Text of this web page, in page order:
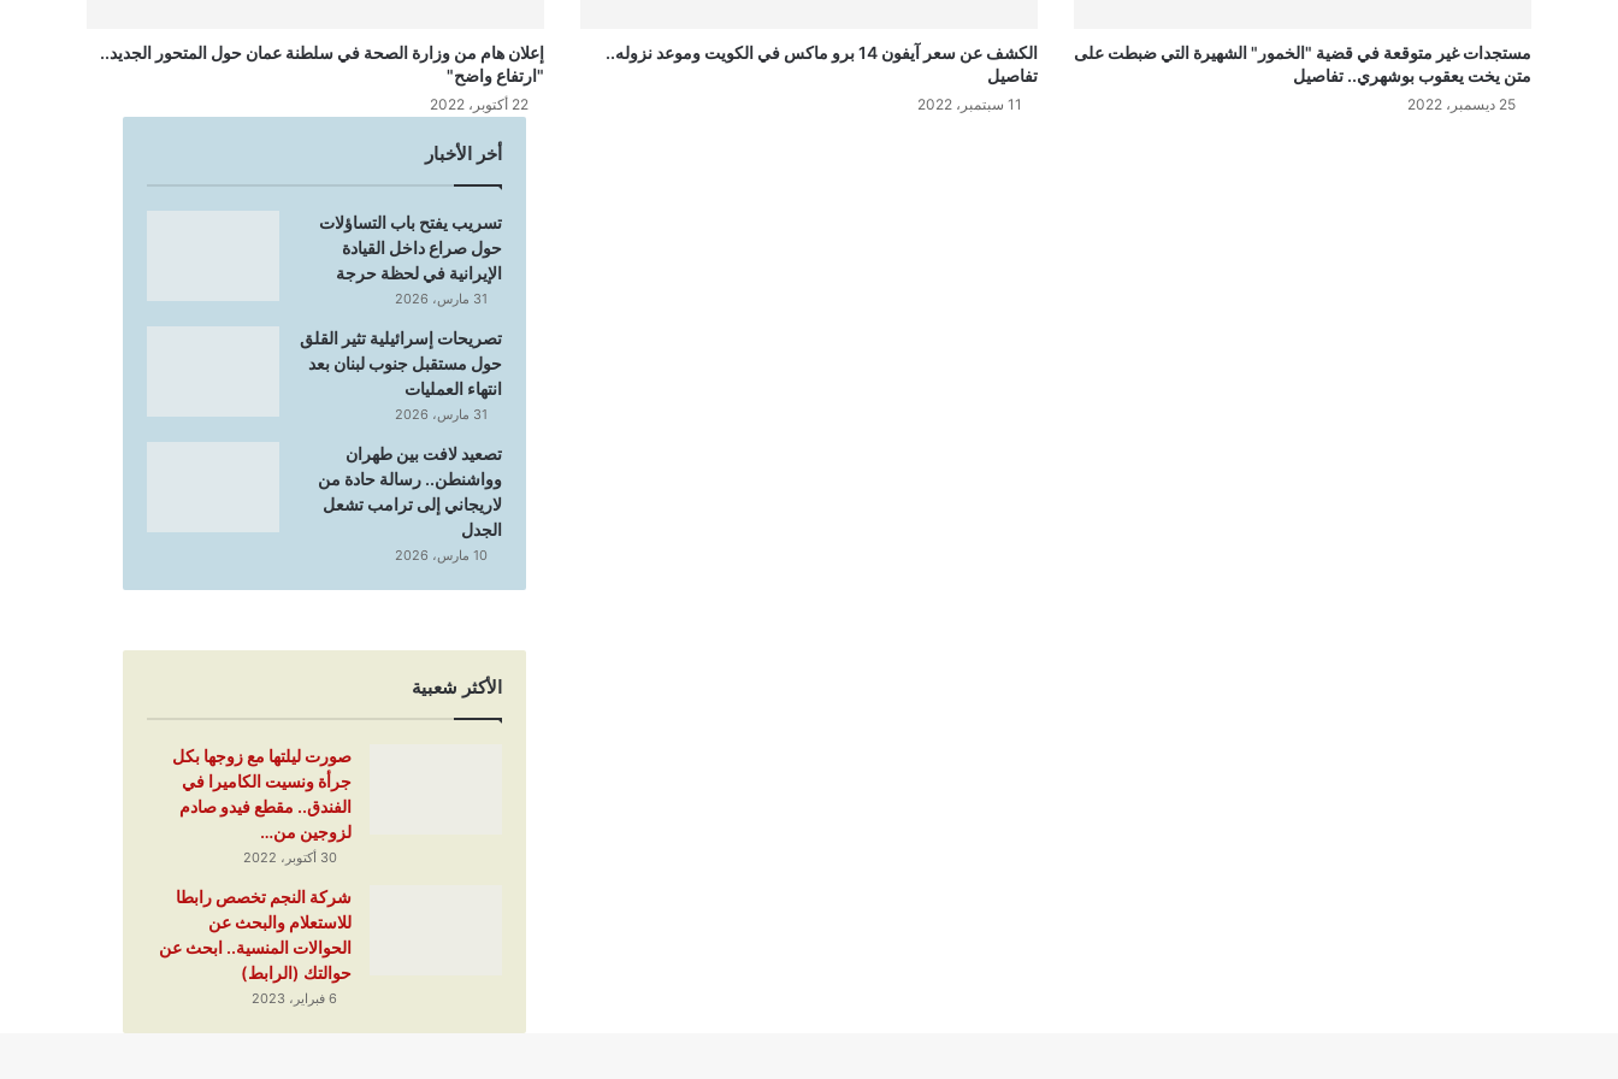
مستجدات غير متوقعة في قضية "الخمور" الشهيرة التي ضبطت على
متن يخت يعقوب بوشهري.. تفاصيل
25 ديسمبر، 2022
الكشف عن سعر آيفون 14 برو ماكس في الكويت وموعد نزوله..
تفاصيل
11 سبتمبر، 2022
إعلان هام من وزارة الصحة في سلطنة عمان حول المتحور الجديد..
"ارتفاع واضح"
22 أكتوبر، 2022
أخر الأخبار
تسريب يفتح باب التساؤلات
حول صراع داخل القيادة
الإيرانية في لحظة حرجة
31 مارس، 2026
تصريحات إسرائيلية تثير القلق
حول مستقبل جنوب لبنان بعد
انتهاء العمليات
31 مارس، 2026
تصعيد لافت بين طهران
وواشنطن.. رسالة حادة من
لاريجاني إلى ترامب تشعل
الجدل
10 مارس، 2026
الأكثر شعبية
صورت ليلتها مع زوجها بكل
جرأة ونسيت الكاميرا في
الفندق.. مقطع فيدو صادم
لزوجين من…
30 أكتوبر، 2022
شركة النجم تخصص رابطا
للاستعلام والبحث عن
الحوالات المنسية.. ابحث عن
حوالتك (الرابط)
6 فبراير، 2023